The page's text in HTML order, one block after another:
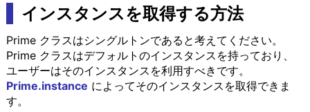
インスタンスを取得する方法
Prime クラスはシングルトンであると考えてください。
Prime クラスはデフォルトのインスタンスを持っており、
ユーザーはそのインスタンスを利用すべきです。
Prime.instance によってそのインスタンスを取得できま
す。